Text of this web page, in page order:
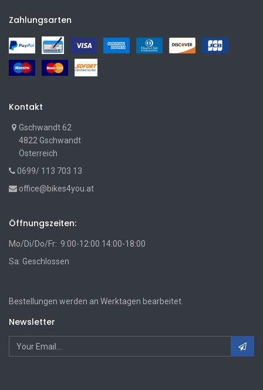
Zahlungsarten
Kontakt
Gschwandt 62
4822 Gschwandt
Österreich
0699/ 113 703 13
office@bikes4you.at
Öffnungszeiten:
Mo/Di/Do/Fr: 9:00-12:00 14:00-18:00
Sa: Geschlossen
Bestellungen werden an Werktagen bearbeitet.
Newsletter